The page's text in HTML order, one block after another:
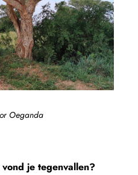
Oeganda
je tegenvallen?